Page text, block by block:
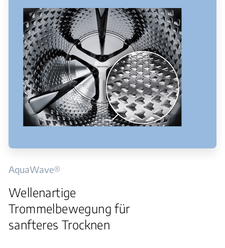
AquaWave®
Wellenartige
Trommelbewegung für
sanfteres Trocknen